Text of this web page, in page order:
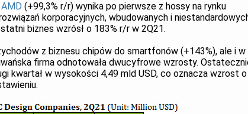
AMD (+99,3% r/r) wynika po pierwsze z hossy na rynku
korporacyjnych, wbudowanych i
biznes wzrósł o 183% r/r w 2Q21.
z biznesu chipów do smartfonów (+143%), ale i w
firma odnotowała dwucyfrowe wzrosty.
kwartał w wysokości 4,49 mld USD, co oznacza wzrost o